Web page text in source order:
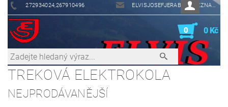
272934024,267910496 ELVISJOSEFJERABEK@SEZNAM.CZ
0 0 Kč
TREKOVÁ ELEKTROKOLA
NEJPRODÁVANĚJŠÍ